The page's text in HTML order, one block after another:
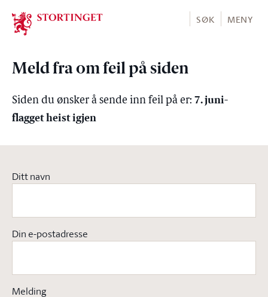
Stortinget.no
SØK MENY
Meld fra om feil på siden
Siden du ønsker å sende inn feil på er: 7. juni-
flagget heist igjen
Ditt navn
Din e-postadresse
Melding